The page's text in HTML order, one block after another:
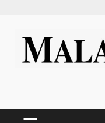
content